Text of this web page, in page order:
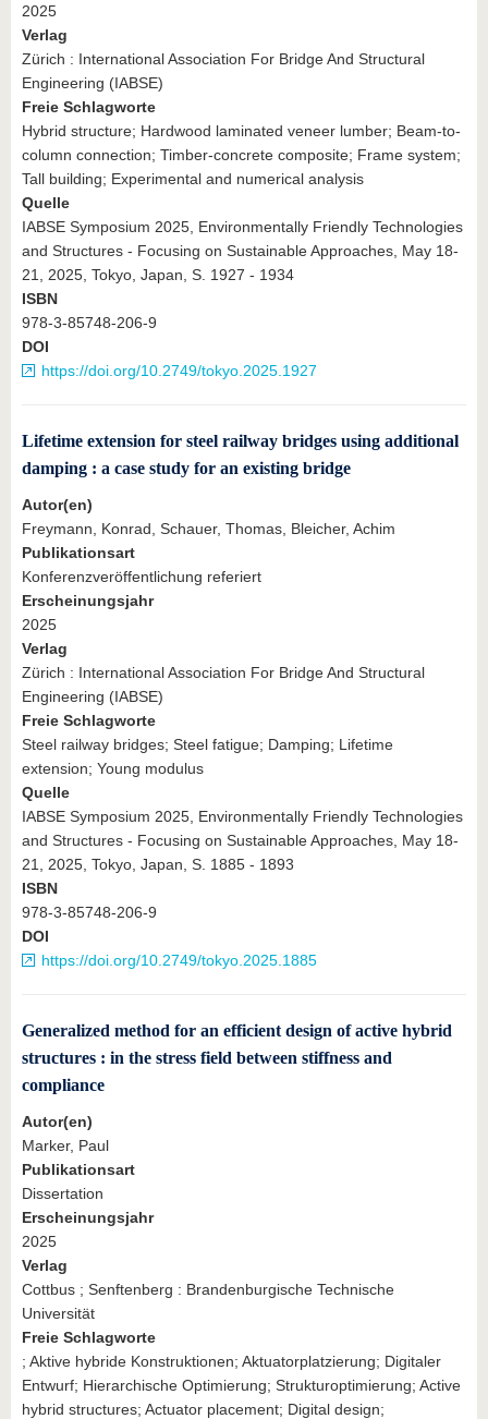
2025
Verlag
Zürich : International Association For Bridge And Structural
Engineering (IABSE)
Freie Schlagworte
Hybrid structure; Hardwood laminated veneer lumber; Beam-to-
column connection; Timber-concrete composite; Frame system;
Tall building; Experimental and numerical analysis
Quelle
IABSE Symposium 2025, Environmentally Friendly Technologies
and Structures - Focusing on Sustainable Approaches, May 18-
21, 2025, Tokyo, Japan, S. 1927 - 1934
ISBN
978-3-85748-206-9
DOI
https://doi.org/10.2749/tokyo.2025.1927
Lifetime extension for steel railway bridges using additional
damping : a case study for an existing bridge
Autor(en)
Freymann, Konrad, Schauer, Thomas, Bleicher, Achim
Publikationsart
Konferenzveröffentlichung referiert
Erscheinungsjahr
2025
Verlag
Zürich : International Association For Bridge And Structural
Engineering (IABSE)
Freie Schlagworte
Steel railway bridges; Steel fatigue; Damping; Lifetime
extension; Young modulus
Quelle
IABSE Symposium 2025, Environmentally Friendly Technologies
and Structures - Focusing on Sustainable Approaches, May 18-
21, 2025, Tokyo, Japan, S. 1885 - 1893
ISBN
978-3-85748-206-9
DOI
https://doi.org/10.2749/tokyo.2025.1885
Generalized method for an efficient design of active hybrid
structures : in the stress field between stiffness and
compliance
Autor(en)
Marker, Paul
Publikationsart
Dissertation
Erscheinungsjahr
2025
Verlag
Cottbus ; Senftenberg : Brandenburgische Technische
Universität
Freie Schlagworte
; Aktive hybride Konstruktionen; Aktuatorplatzierung; Digitaler
Entwurf; Hierarchische Optimierung; Strukturoptimierung; Active
hybrid structures; Actuator placement; Digital design;